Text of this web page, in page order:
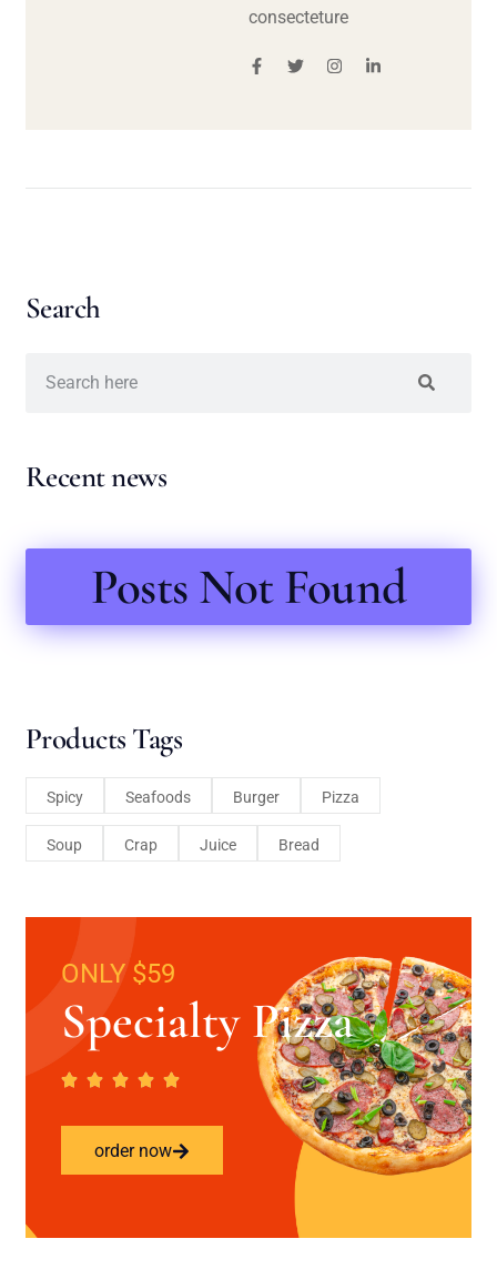
consecteture
Search
Recent news
Posts Not Found
Products Tags
Spicy Seafoods Burger Pizza
Soup Crap Juice Bread
ONLY $59
Specialty Pizza
order now